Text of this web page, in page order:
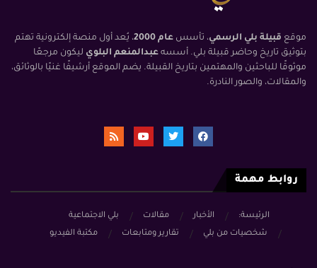
موقع قبيلة بلي الرسمي، تأسس عام 2000
، يُعد أول منصة إلكترونية تهتم
بتوثيق تاريخ وحاضر قبيلة بلي. أسسه عبدالمنعم البلوي ليكون مرجعًا
موثوقًا للباحثين والمهتمين بتاريخ القبيلة. يضم الموقع أرشيفًا غنيًا بالوثائق،
والمقالات، والصور النادرة.
روابط مهمة
الرئيسة: الأخبار مقالات
بلي الاجتماعية
شخصيات من بلي
تقارير ومتابعات مكتبة الفيديو